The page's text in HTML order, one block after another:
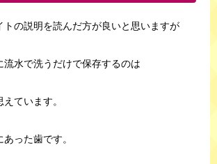
トの説明を読んだ方が良いと思いますが
流水で洗うだけで保存するのは
ています。
った歯です。